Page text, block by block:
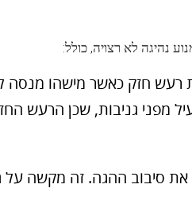
נהיגה לא רצויה, כולל:
חזק כאשר מישהו מנסה
מפני גניבות, שכן הרעש
את סיבוב ההגה. זה מקשה על